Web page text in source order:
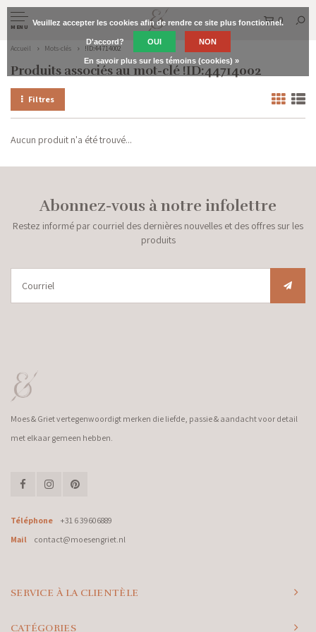
MENU
0
Accueil Mots-clés !ID:44714002
Produits associés au mot-clé !ID:44714002
Filtres
Aucun produit n'a été trouvé...
Abonnez-vous à notre infolettre
Restez informé par courriel des dernières nouvelles et des offres sur les
produits
Moes & Griet vertegenwoordigt merken die liefde, passie & aandacht voor detail
met elkaar gemeen hebben.
Téléphone
+31 6 39606889
Mail
contact@moesengriet.nl
SERVICE À LA CLIENTÈLE
CATÉGORIES
Veuillez accepter les cookies afin de rendre ce site plus fonctionnel.
D'accord? OUI NON
En savoir plus sur les témoins (cookies) »